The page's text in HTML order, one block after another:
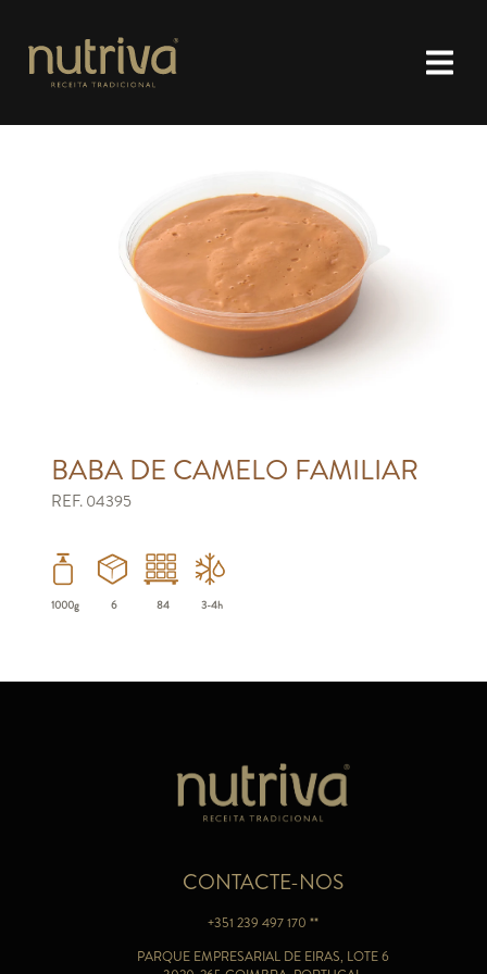
BABA DE CAMELO FAMILIAR
REF. 04395
1000g 6 84 3-4h
CONTACTE-NOS
+351 239 497 170 **
PARQUE EMPRESARIAL DE EIRAS, LOTE 6